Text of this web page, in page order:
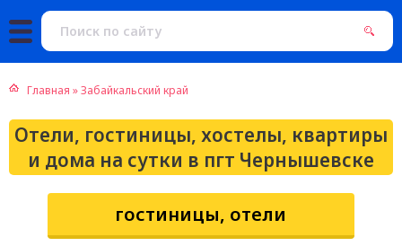
Главная »Забайкальский край
Отели, гостиницы, хостелы, квартиры
и дома на сутки в пгт Чернышевске
гостиницы, отели